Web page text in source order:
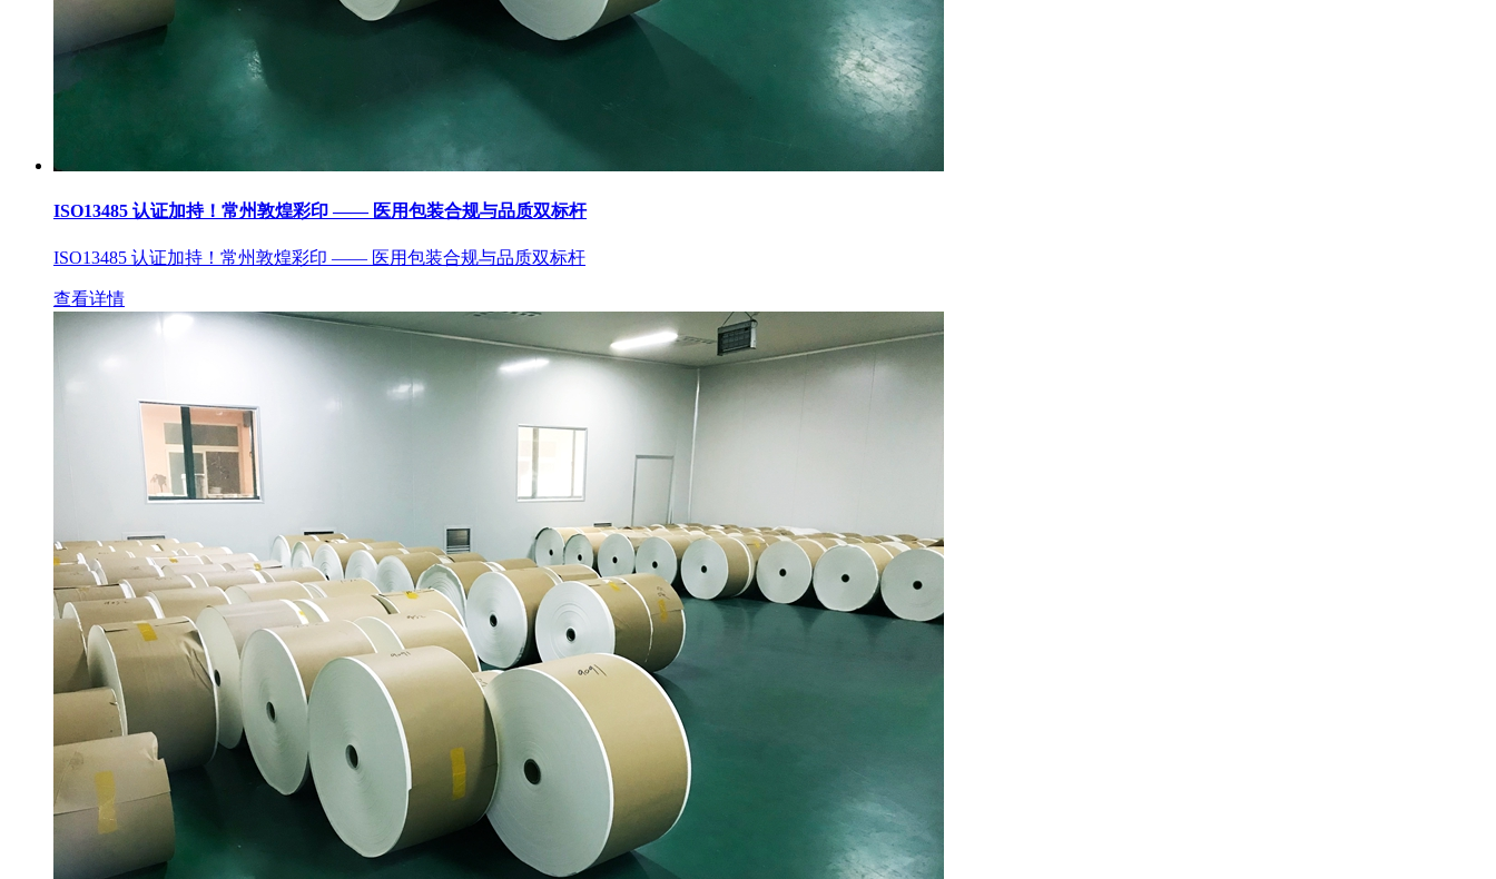
ISO13485 认证加持！常州敦煌彩印 —— 医用包装合规与品质双标杆
ISO13485 认证加持！常州敦煌彩印 —— 医用包装合规与品质双标杆
查看详情